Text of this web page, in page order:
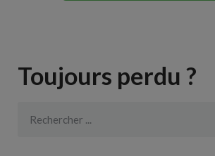
Toujours perdu ?